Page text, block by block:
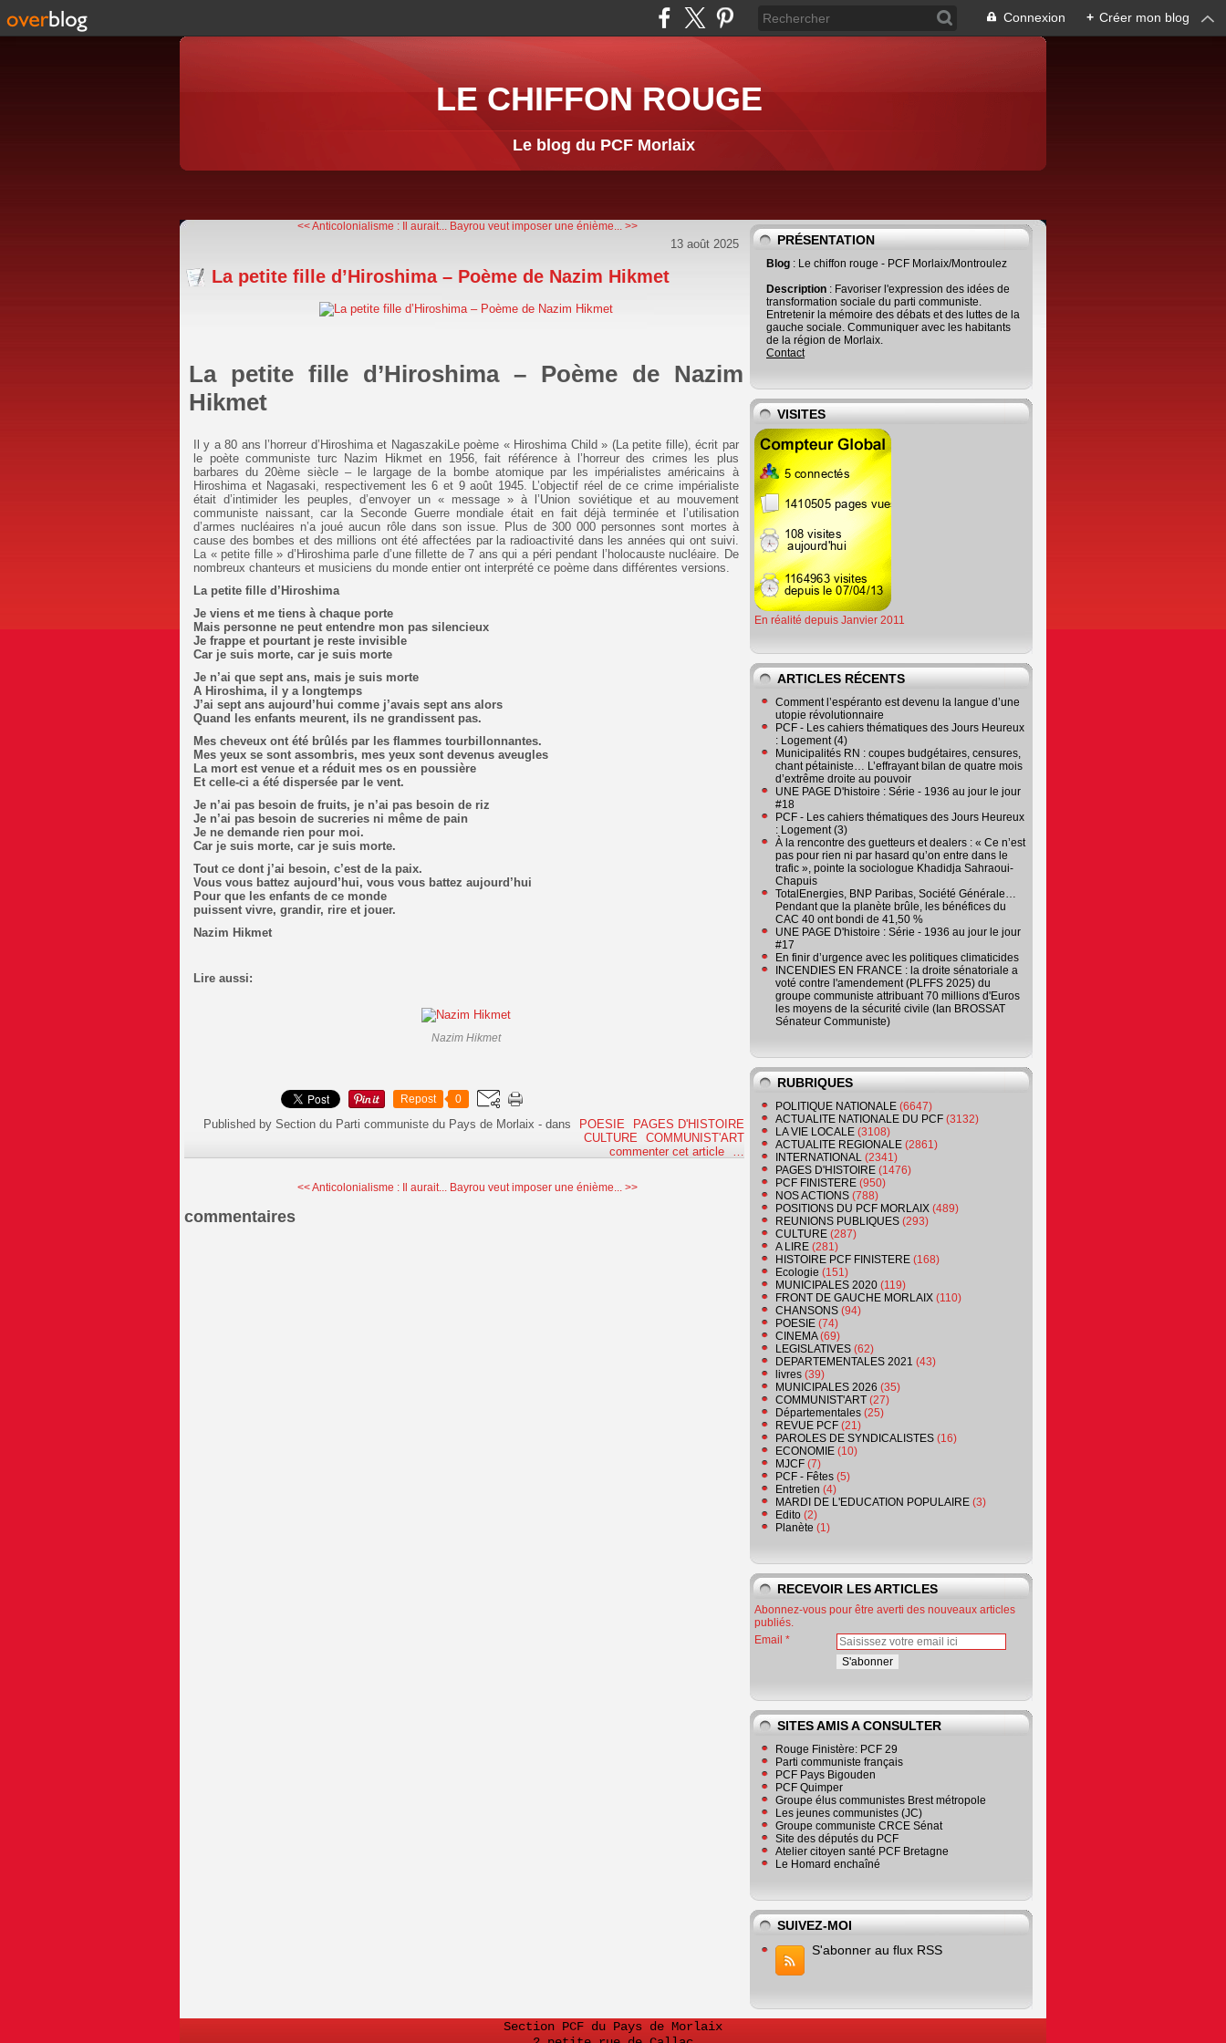
Connexion + Créer mon blog
LE CHIFFON ROUGE
Le blog du PCF Morlaix
<< Anticolonialisme : Il aurait... Bayrou veut imposer une énième... >>
13 août 2025
La petite fille d’Hiroshima – Poème de Nazim Hikmet
La petite fille d’Hiroshima – Poème de Nazim
Hikmet
Il y a 80 ans l’horreur d’Hiroshima et NagaszakiLe poème « Hiroshima Child » (La petite fille), écrit par
le poète communiste turc Nazim Hikmet en 1956, fait référence à l’horreur des crimes les plus
barbares du 20ème siècle – le largage de la bombe atomique par les impérialistes américains à
Hiroshima et Nagasaki, respectivement les 6 et 9 août 1945. L’objectif réel de ce crime impérialiste
était d’intimider les peuples, d’envoyer un « message » à l’Union soviétique et au mouvement
communiste naissant, car la Seconde Guerre mondiale était en fait déjà terminée et l’utilisation
d’armes nucléaires n’a joué aucun rôle dans son issue. Plus de 300 000 personnes sont mortes à
cause des bombes et des millions ont été affectées par la radioactivité dans les années qui ont suivi.
La « petite fille » d’Hiroshima parle d’une fillette de 7 ans qui a péri pendant l’holocauste nucléaire. De
nombreux chanteurs et musiciens du monde entier ont interprété ce poème dans différentes versions.
La petite fille d’Hiroshima
Je viens et me tiens à chaque porte
Mais personne ne peut entendre mon pas silencieux
Je frappe et pourtant je reste invisible
Car je suis morte, car je suis morte
Je n’ai que sept ans, mais je suis morte
A Hiroshima, il y a longtemps
J’ai sept ans aujourd’hui comme j’avais sept ans alors
Quand les enfants meurent, ils ne grandissent pas.
Mes cheveux ont été brûlés par les flammes tourbillonnantes.
Mes yeux se sont assombris, mes yeux sont devenus aveugles
La mort est venue et a réduit mes os en poussière
Et celle-ci a été dispersée par le vent.
Je n’ai pas besoin de fruits, je n’ai pas besoin de riz
Je n’ai pas besoin de sucreries ni même de pain
Je ne demande rien pour moi.
Car je suis morte, car je suis morte.
Tout ce dont j’ai besoin, c’est de la paix.
Vous vous battez aujourd’hui, vous vous battez aujourd’hui
Pour que les enfants de ce monde
puissent vivre, grandir, rire et jouer.
Nazim Hikmet
Lire aussi:
Nazim Hikmet
Repost 0
Published by Section du Parti communiste du Pays de Morlaix -dans POESIE
PAGES D'HISTOIRE
CULTURE
COMMUNIST'ART
commenter cet article
<< Anticolonialisme : Il aurait... Bayrou veut imposer une énième... >>
commentaires
PRÉSENTATION
Blog : Le chiffon rouge - PCF Morlaix/Montroulez
Description : Favoriser l'expression des idées de
transformation sociale du parti communiste.
Entretenir la mémoire des débats et des luttes de la
gauche sociale. Communiquer avec les habitants
de la région de Morlaix.
Contact
VISITES
En réalité depuis Janvier 2011
ARTICLES RÉCENTS
Comment l’espéranto est devenu la langue d’une
utopie révolutionnaire
PCF - Les cahiers thématiques des Jours Heureux
: Logement (4)
Municipalités RN : coupes budgétaires, censures,
chant pétainiste… L’effrayant bilan de quatre mois
d’extrême droite au pouvoir
UNE PAGE D'histoire : Série - 1936 au jour le jour
#18
PCF - Les cahiers thématiques des Jours Heureux
: Logement (3)
À la rencontre des guetteurs et dealers : « Ce n’est
pas pour rien ni par hasard qu’on entre dans le
trafic », pointe la sociologue Khadidja Sahraoui-
Chapuis
TotalEnergies, BNP Paribas, Société Générale…
Pendant que la planète brûle, les bénéfices du
CAC 40 ont bondi de 41,50 %
UNE PAGE D'histoire : Série - 1936 au jour le jour
#17
En finir d’urgence avec les politiques climaticides
INCENDIES EN FRANCE : la droite sénatoriale a
voté contre l'amendement (PLFFS 2025) du
groupe communiste attribuant 70 millions d'Euros
les moyens de la sécurité civile (Ian BROSSAT
Sénateur Communiste)
RUBRIQUES
POLITIQUE NATIONALE (6647)
ACTUALITE NATIONALE DU PCF (3132)
LA VIE LOCALE (3108)
ACTUALITE REGIONALE (2861)
INTERNATIONAL (2341)
PAGES D'HISTOIRE (1476)
PCF FINISTERE (950)
NOS ACTIONS (788)
POSITIONS DU PCF MORLAIX (489)
REUNIONS PUBLIQUES (293)
CULTURE (287)
A LIRE (281)
HISTOIRE PCF FINISTERE (168)
Ecologie (151)
MUNICIPALES 2020 (119)
FRONT DE GAUCHE MORLAIX (110)
CHANSONS (94)
POESIE (74)
CINEMA(69)
LEGISLATIVES (62)
DEPARTEMENTALES 2021 (43)
livres (39)
MUNICIPALES 2026 (35)
COMMUNIST'ART (27)
Départementales (25)
REVUE PCF (21)
PAROLES DE SYNDICALISTES (16)
ECONOMIE (10)
MJCF (7)
PCF - Fêtes (5)
Entretien (4)
MARDI DE L'EDUCATION POPULAIRE (3)
Edito (2)
Planète (1)
RECEVOIR LES ARTICLES
Abonnez-vous pour être averti des nouveaux articles
publiés.
Email
SITES AMIS A CONSULTER
Rouge Finistère: PCF 29
Parti communiste français
PCF Pays Bigouden
PCF Quimper
Groupe élus communistes Brest métropole
Les jeunes communistes (JC)
Groupe communiste CRCE Sénat
Site des députés du PCF
Atelier citoyen santé PCF Bretagne
Le Homard enchaîné
SUIVEZ-MOI
S'abonner au flux RSS
Section PCF du Pays de Morlaix